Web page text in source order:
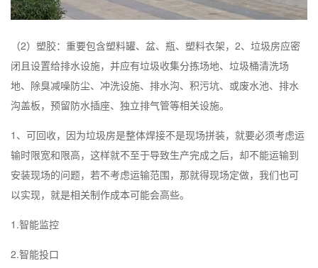
（2）塑胶：重要包含塑料罐、盆、瓶、塑料衣架，2、垃圾房应密
闭且设置给排水设施，并应有垃圾收集分拣场地、垃圾桶清洗场
地、除臭减噪防尘、冲洗设施、排水沟、积污坑、或废水池、排水
沟盖板，预留防水插座、独立排气管等相关设施。
1、可回收，因为垃圾房是整体焊接不是现场拼装，就要必须考虑运
输时限宽和限高，这样就不至于导致生产完成之后，却不能运输到
安装现场的问题，若不考虑运输范围，那就得现场定做，我们也可
以实现，就是相关制作成本可能会高些。
1.智能监控
2.智能投口